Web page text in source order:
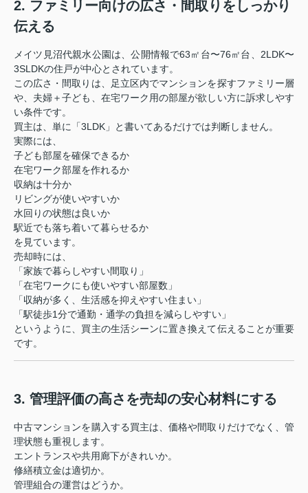
2. ファミリー向けの広さ・間取りをしっかり
伝える
メイツ見沼代親水公園は、公開情報で63㎡台〜76㎡台、2LDK〜
3SLDKの住戸が中心とされています。
この広さ・間取りは、足立区内でマンションを探すファミリー層
や、夫婦＋子ども、在宅ワーク用の部屋が欲しい方に訴求しやす
い条件です。
買主は、単に「3LDK」と書いてあるだけでは判断しません。
実際には、
子ども部屋を確保できるか
在宅ワーク部屋を作れるか
収納は十分か
リビングが使いやすいか
水回りの状態は良いか
駅近でも落ち着いて暮らせるか
を見ています。
売却時には、
「家族で暮らしやすい間取り」
「在宅ワークにも使いやすい部屋数」
「収納が多く、生活感を抑えやすい住まい」
「駅徒歩1分で通勤・通学の負担を減らしやすい」
というように、買主の生活シーンに置き換えて伝えることが重要
です。
3. 管理評価の高さを売却の安心材料にする
中古マンションを購入する買主は、価格や間取りだけでなく、管
理状態も重視します。
エントランスや共用廊下がきれいか。
修繕積立金は適切か。
管理組合の運営はどうか。